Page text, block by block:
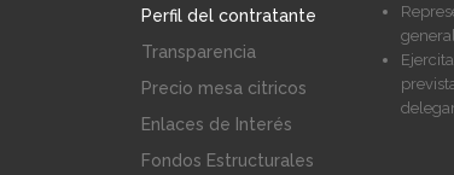
Perfil del contratante
Transparencia
Precio mesa citricos
Enlaces de Interés
Fondos Estructurales